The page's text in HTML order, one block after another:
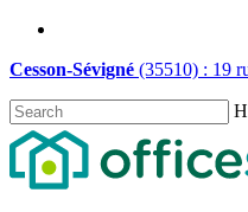
Skip
main
Cesson-Sévigné (35510) : 19
Close
Search